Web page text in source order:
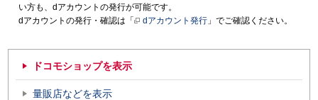
い方も、dアカウントの発行が可能です。
dアカウントの発行・確認は「
dアカウント発行 」でご確認ください。
ドコモショップを表示
量販店などを表示